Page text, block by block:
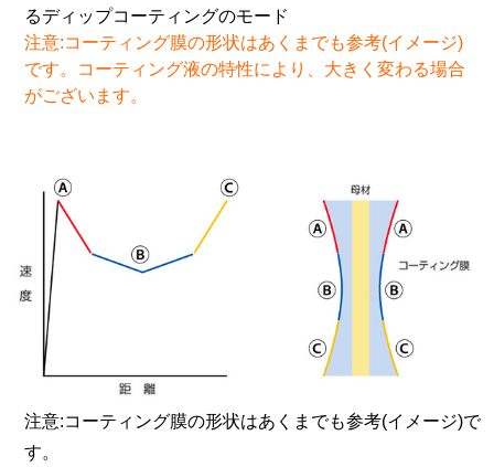
るディップコーティングのモード
注意:コーティング膜の形状はあくまでも参考(イメージ)
です。コーティング液の特性により、大きく変わる場合
がございます。
注意:コーティング膜の形状はあくまでも参考(イメージ)で
す。